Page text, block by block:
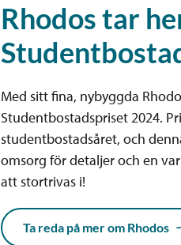
Rhodos tar
Med sitt fina, nybyggda
Studentbostadspriset 2024.
studentbostadsåret, och
omsorg för detaljer och en
att stortrivas i!
Ta reda på mer om Rhodos